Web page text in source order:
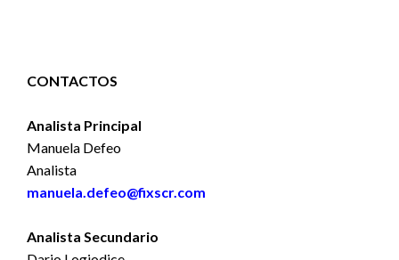
CONTACTOS
Analista Principal
Manuela Defeo
Analista
manuela.defeo@fixscr.com
Analista Secundario